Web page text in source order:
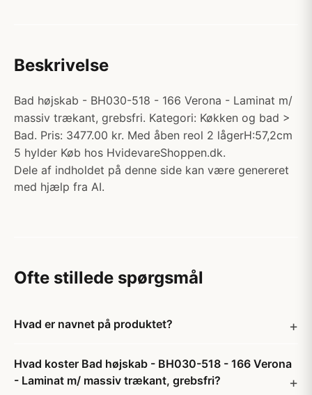
Beskrivelse
Bad højskab - BH030-518 - 166 Verona - Laminat m/
massiv trækant, grebsfri. Kategori: Køkken og bad >
Bad. Pris: 3477.00 kr. Med åben reol 2 lågerH:57,2cm
5 hylder Køb hos HvidevareShoppen.dk.
Dele af indholdet på denne side kan være genereret
med hjælp fra AI.
Ofte stillede spørgsmål
Hvad er navnet på produktet?
Hvad koster Bad højskab - BH030-518 - 166 Verona
- Laminat m/ massiv trækant, grebsfri?